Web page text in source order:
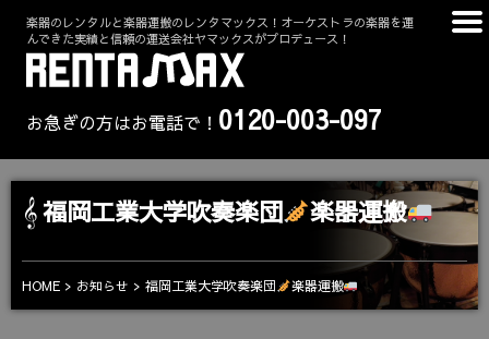
楽器のレンタルと楽器運搬のレンタマックス！オーケストラの楽器を運
んできた実績と信頼の運送会社ヤマックスがプロデュース！
お急ぎの方はお電話で！ 0120-003-097
福岡工業大学吹奏楽団 楽器運搬
HOME お知らせ 福岡工業大学吹奏楽団 楽器運搬